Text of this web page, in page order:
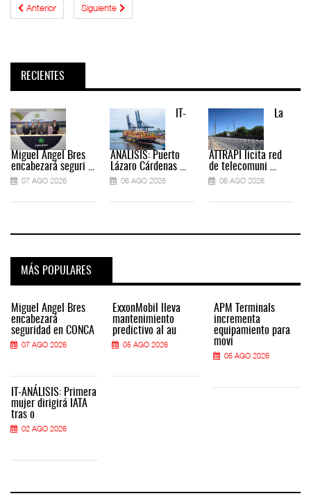
Anterior Siguiente
RECIENTES
Miguel Ángel Bres
encabezará seguri ...
07 AGO 2026
IT-
ANÁLISIS: Puerto
Lázaro Cárdenas ...
06 AGO 2026
La
ATTRAPI licita red
de telecomuni ...
06 AGO 2026
MÁS POPULARES
Miguel Ángel Bres
encabezará
seguridad en CONCA
07 AGO 2026
IT-ANÁLISIS: Primera
mujer dirigirá IATA
tras o
02 AGO 2026
ExxonMobil lleva
mantenimiento
predictivo al au
05 AGO 2026
APM Terminals
incrementa
equipamiento para
movi
05 AGO 2026